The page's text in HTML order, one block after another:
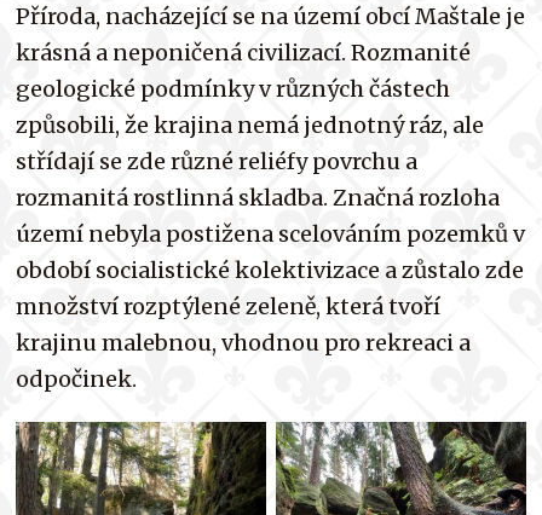
Příroda, nacházející se na území obcí Maštale je
krásná a neponičená civilizací. Rozmanité
geologické podmínky v různých částech
způsobili, že krajina nemá jednotný ráz, ale
střídají se zde různé reliéfy povrchu a
rozmanitá rostlinná skladba. Značná rozloha
území nebyla postižena scelováním pozemků v
období socialistické kolektivizace a zůstalo zde
množství rozptýlené zeleně, která tvoří
krajinu malebnou, vhodnou pro rekreaci a
odpočinek.